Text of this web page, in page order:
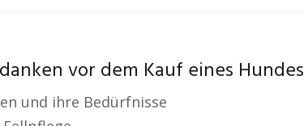
vor dem Kauf eines Hundes
und ihre Bedürfnisse